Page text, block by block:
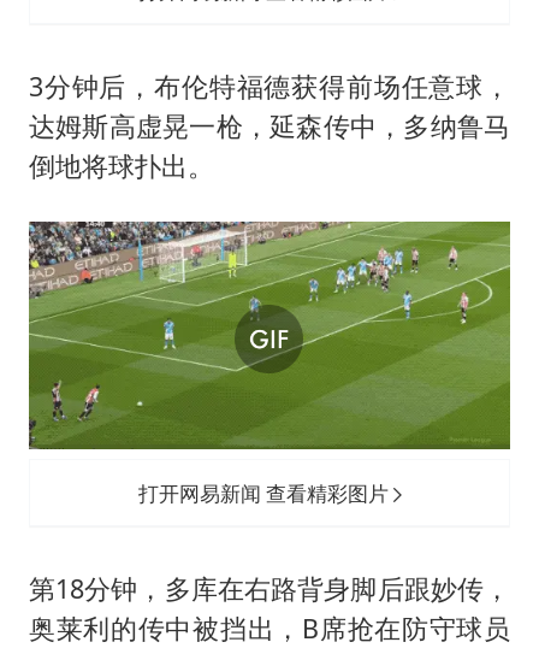
3分钟后，布伦特福德获得前场任意球，
达姆斯高虚晃一枪，延森传中，多纳鲁马
倒地将球扑出。
打开网易新闻 查看精彩图片
第18分钟，多库在右路背身脚后跟妙传，
奥莱利的传中被挡出，B席抢在防守球员